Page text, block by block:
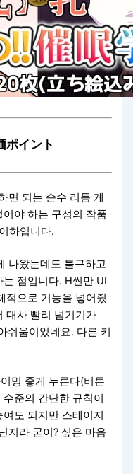
ポイント
면 되는 순수 리듬 게
야 하는 구성의 작품
하입니다.
나왔는데도 불구하고
점입니다. H씬만 UI
적으로 기능을 넣어줬
대사 빨리 넘기기가
쉬움이었네요. 다른 키
밍 좋게 누른다(버튼
준의 간단한 규칙이
도 되지만 스테이지
지라 굳이? 싶은 마음